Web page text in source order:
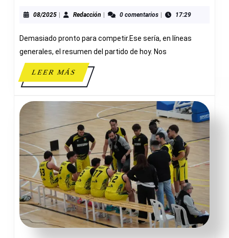
92-
ADESAVI
CADETE
08/202508/2025Redacción Redacción0 comentarios 17:29
Demasiado pronto para competir.Ese sería, en líneas
generales, el resumen del partido de hoy. Nos
LEER MÁSLEER
MÁS